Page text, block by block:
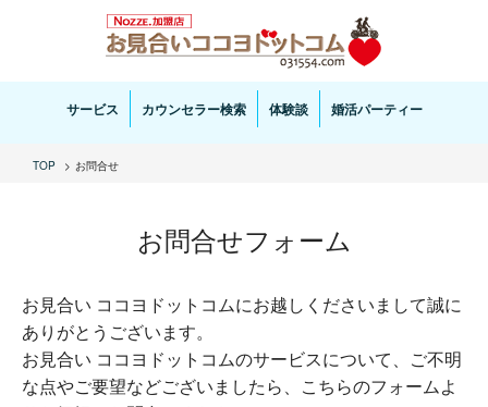
お見合い・結婚相談ならお見合いココヨドットコムへ。専任の結婚カウンセラーがサポートいた
します。
サービス カウンセラー検索 体験談 婚活パーティー
TOP お問合せ
お問合せフォーム
お見合い ココヨドットコムにお越しくださいまして誠に
ありがとうございます。
お見合い ココヨドットコムのサービスについて、ご不明
な点やご要望などございましたら、こちらのフォームよ